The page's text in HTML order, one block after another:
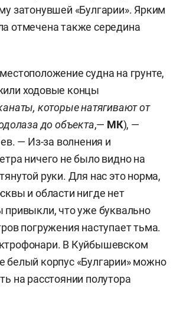
затонувшей «Булгарии». Ярким
отмечена также середина
судна на грунте,
ходовые концы
которые натягивают от
до объекта,— МК), —
— Из-за волнения и
ничего не было видно на
руки. Для нас это норма,
и области нигде нет
что уже буквально
погружения наступает тьма.
В Куйбышевском
белый корпус «Булгарии» можно
на расстоянии полутора